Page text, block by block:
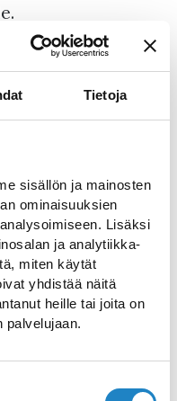
Tietoja
sisällön ja mainosten
ominaisuuksien
Lisäksi
ja analytiikka-
miten käytät
yhdistää näitä
heille tai joita on
palvelujaan.
aikana on
muodostamasta
viihtyisä ja
opasretkiä
opasretket
ostosmatkat
Matkoja on tehty